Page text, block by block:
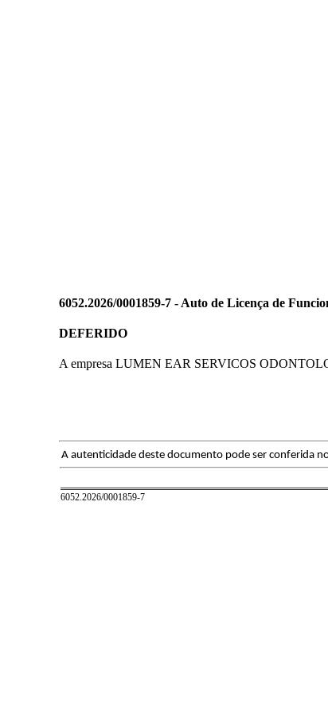
6052.2026/0001859-7 - Auto de Licença de
DEFERIDO
A empresa LUMEN EAR SERVICOS
A autenticidade deste documento pode ser conferida
6052.2026/0001859-7